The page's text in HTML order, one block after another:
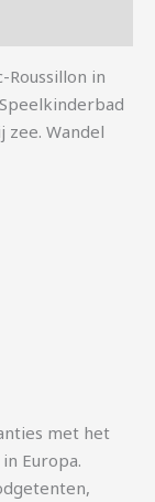
Roussillon in
Wandel
met het
Europa.